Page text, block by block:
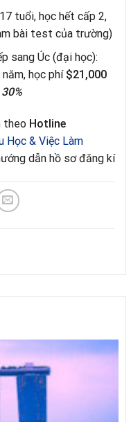
tuổi, học hết cấp 2,
bài test của trường)
sang Úc (đại học):
học phí $21,000
theo Hotline
Học & Việc Làm
dẫn hồ sơ đăng kí